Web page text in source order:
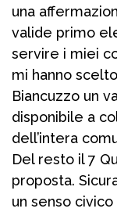
una
valide primo
servire i miei
mi hanno
Biancuzzo un
disponibile a
dell’intera
Del resto il 7
proposta.
un senso